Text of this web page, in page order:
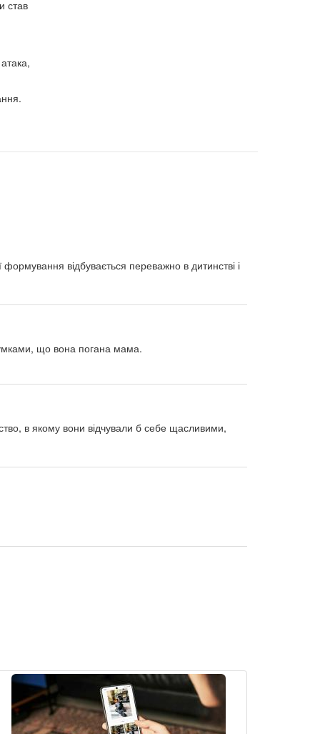
став
відбувається переважно в дитинстві і
що вона погана мама.
в якому вони відчували б себе щасливими,